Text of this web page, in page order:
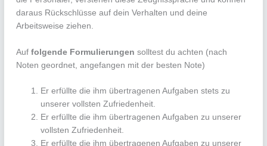
daraus Rückschlüsse auf dein Verhalten und deine
Arbeitsweise ziehen.
Auffolgende Formulierungen solltest du achten (nach
Noten geordnet, angefangen mit der besten Note)
Er erfüllte die ihm übertragenen Aufgaben stets zu
unserer vollsten Zufriedenheit.
Er erfüllte die ihm übertragenen Aufgaben zu unserer
vollsten Zufriedenheit.
Er erfüllte die ihm übertragenen Aufgaben zu unserer